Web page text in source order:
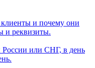
и почему они
и реквизиты.
России или СНГ, в день